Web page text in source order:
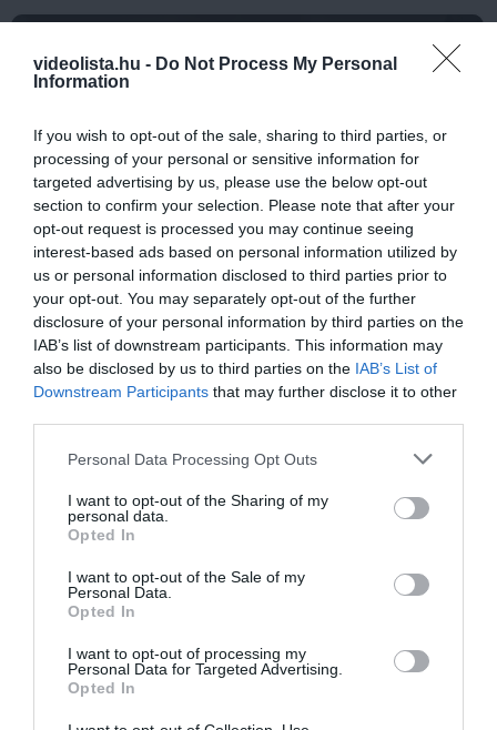
videolista.hu - Do Not Process My Personal
Information
If you wish to opt-out of the sale, sharing to third parties, or
processing of your personal or sensitive information for
targeted advertising by us, please use the below opt-out
section to confirm your selection. Please note that after your
opt-out request is processed you may continue seeing
interest-based ads based on personal information utilized by
us or personal information disclosed to third parties prior to
your opt-out. You may separately opt-out of the further
disclosure of your personal information by third parties on the
IAB’s list of downstream participants. This information may
also be disclosed by us to third parties on the IAB’s List of
Downstream Participants that may further disclose it to other
Please note that this website/app uses one or more Google
not limited to your visit or usage behaviour. You may click to
grant or deny consent to Google and its third-party tags to
use your data for below specified purposes in below Google
consent section.
Personal Data Processing Opt Outs
I want to opt-out of the Sharing of my
personal data.
Opted In
I want to opt-out of the Sale of my
Personal Data.
Opted In
I want to opt-out of processing my
Personal Data for Targeted Advertising.
Opted In
4 h 0 min
This Simple Trick Removes All Parasites From
Your Body!
More
1 h 43 min